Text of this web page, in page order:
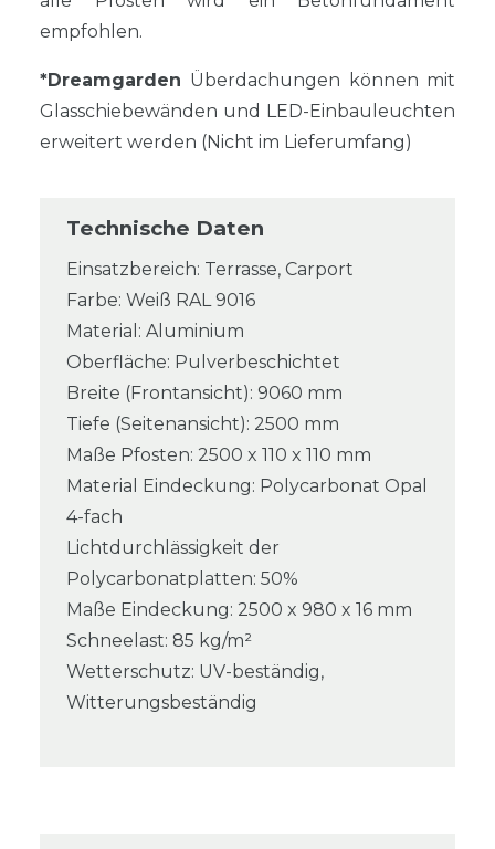
empfohlen.
*Dreamgarden Überdachungen können mit
Glasschiebewänden und LED-Einbauleuchten
erweitert werden (Nicht im Lieferumfang)
Technische Daten
Einsatzbereich: Terrasse, Carport
Farbe: Weiß RAL 9016
Material: Aluminium
Oberfläche: Pulverbeschichtet
Breite (Frontansicht): 9060 mm
Tiefe (Seitenansicht): 2500 mm
Maße Pfosten: 2500 x 110 x 110 mm
Material Eindeckung: Polycarbonat Opal
4-fach
Lichtdurchlässigkeit der
Polycarbonatplatten: 50%
Maße Eindeckung: 2500 x 980 x 16 mm
Schneelast: 85 kg/m²
Wetterschutz: UV-beständig,
Witterungsbeständig